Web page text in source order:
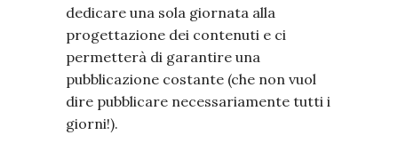
dedicare una sola giornata alla
progettazione dei contenuti e ci
permetterà di garantire una
pubblicazione costante (che non vuol
dire pubblicare necessariamente tutti i
giorni!).